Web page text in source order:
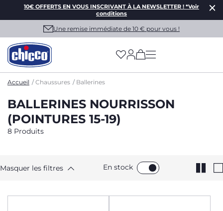
10€ OFFERTS EN VOUS INSCRIVANT À LA NEWSLETTER ! *Voir
conditions
Une remise immédiate de 10 € pour vous !
(has more options
Accueil Chaussures Ballerines
BALLERINES NOURRISSON
(POINTURES 15-19)
8 Produits
Masquer les filtres En stock